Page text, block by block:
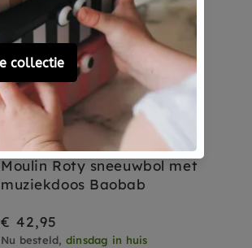
MOULIN ROTY
Moulin Roty sneeuwbol met
muziekdoos Baobab
€ 42,95
Nu besteld, dinsdag in huis